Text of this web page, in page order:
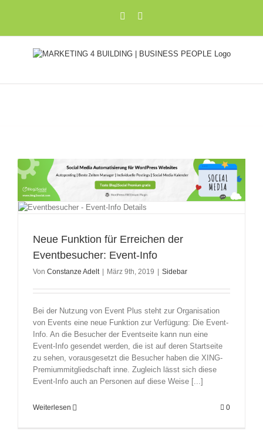
Xing
Neue Funktion für Erreichen der
Eventbesucher: Event-Info
Von Constanze Adelt | März 9th, 2019 | Sidebar
Bei der Nutzung von Event Plus steht zur Organisation
von Events eine neue Funktion zur Verfügung: Die Event-
Info. An die Besucher der Eventseite kann nun eine
Event-Info gesendet werden, die ist auf deren Startseite
zu sehen, vorausgesetzt die Besucher haben die XING-
Premiummitgliedschaft inne. Zugleich lässt sich diese
Event-Info auch an Personen auf diese Weise [...]
Weiterlesen 0